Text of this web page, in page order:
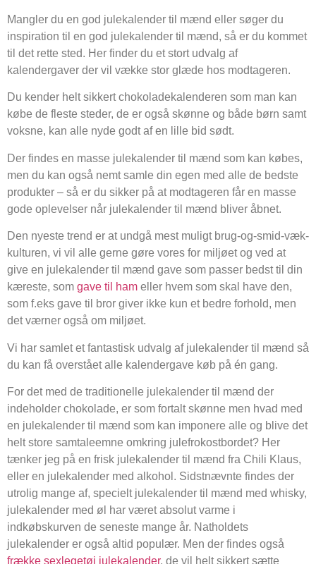
Mangler du en god julekalender til mænd eller søger du
inspiration til en god julekalender til mænd, så er du kommet
til det rette sted. Her finder du et stort udvalg af
kalendergaver der vil vække stor glæde hos modtageren.
Du kender helt sikkert chokoladekalenderen som man kan
købe de fleste steder, de er også skønne og både børn samt
voksne, kan alle nyde godt af en lille bid sødt.
Der findes en masse julekalender til mænd som kan købes,
men du kan også nemt samle din egen med alle de bedste
produkter – så er du sikker på at modtageren får en masse
gode oplevelser når julekalender til mænd bliver åbnet.
Den nyeste trend er at undgå mest muligt brug-og-smid-væk-
kulturen, vi vil alle gerne gøre vores for miljøet og ved at
give en julekalender til mænd gave som passer bedst til din
kæreste, som gave til ham eller hvem som skal have den,
som f.eks gave til bror giver ikke kun et bedre forhold, men
det værner også om miljøet.
Vi har samlet et fantastisk udvalg af julekalender til mænd så
du kan få overstået alle kalendergave køb på én gang.
For det med de traditionelle julekalender til mænd der
indeholder chokolade, er som fortalt skønne men hvad med
en julekalender til mænd som kan imponere alle og blive det
helt store samtaleemne omkring julefrokostbordet? Her
tænker jeg på en frisk julekalender til mænd fra Chili Klaus,
eller en julekalender med alkohol. Sidstnævnte findes der
utrolig mange af, specielt julekalender til mænd med whisky,
julekalender med øl har været absolut varme i
indkøbskurven de seneste mange år. Natholdets
julekalender er også altid populær. Men der findes også
frække sexlegetøj julekalender, de vil helt sikkert sætte